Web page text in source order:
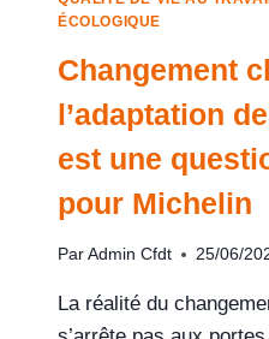
ÉCOLOGIQUE
Changement
l’adaptation
est une
pour Michelin
Par Admin Cfdt 25/06/
La réalité du